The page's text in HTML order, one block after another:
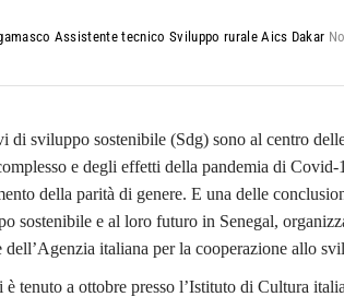
Assistente tecnico Sviluppo rurale Aics Dakar
di sviluppo sostenibile (Sdg) sono al centro
e degli effetti della pandemia di
della parità di genere. E una delle
sostenibile e al loro futuro in Senegal,
dell’Agenzia italiana per la cooperazione allo
è tenuto a ottobre presso l’Istituto di Cultura